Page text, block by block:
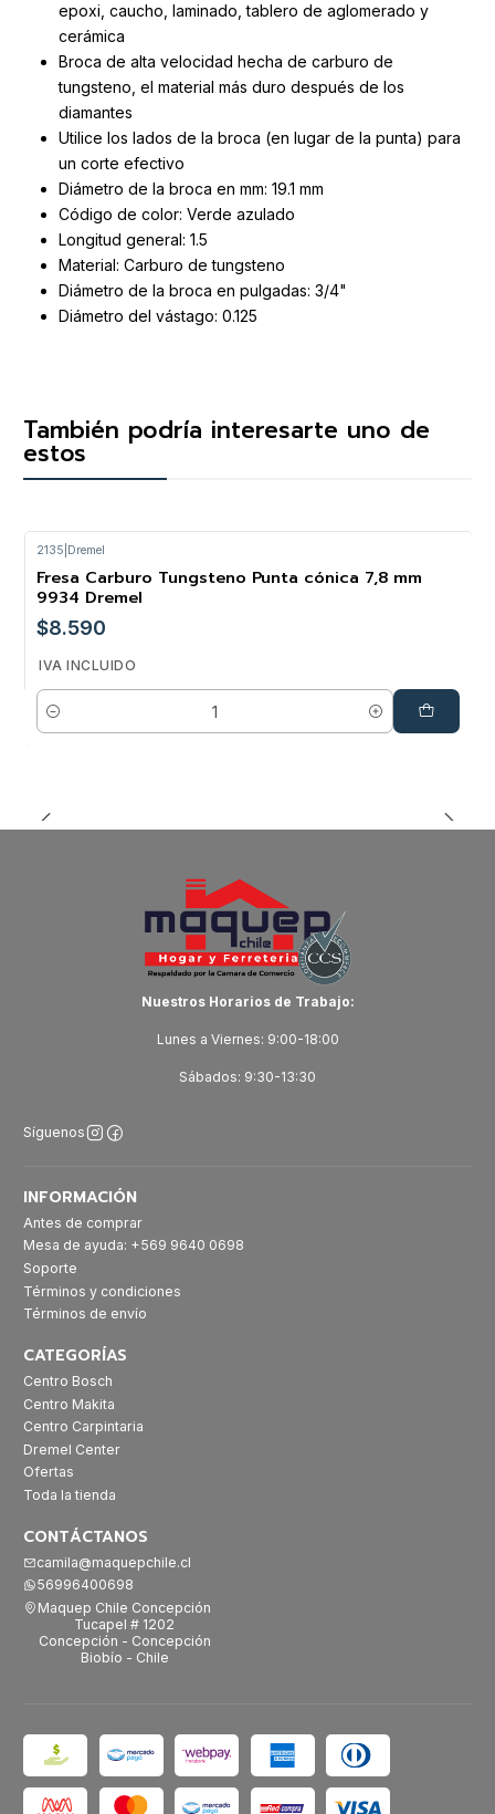
epoxi, caucho, laminado, tablero de aglomerado y
cerámica
Broca de alta velocidad hecha de carburo de
tungsteno, el material más duro después de los
diamantes
Utilice los lados de la broca (en lugar de la punta) para
un corte efectivo
Diámetro de la broca en mm: 19.1 mm
Código de color: Verde azulado
Longitud general: 1.5
Material: Carburo de tungsteno
Diámetro de la broca en pulgadas: 3/4"
Diámetro del vástago: 0.125
También podría interesarte uno de
estos
2135 Dremel
Fresa Carburo Tungsteno Punta cónica 7,8 mm
9934 Dremel
$8.590
IVA INCLUIDO
Cantidad
Nuestros Horarios de Trabajo:
Lunes a Viernes: 9:00-18:00
Sábados: 9:30-13:30
Síguenos
INFORMACIÓN
Antes de comprar
Mesa de ayuda: +569 9640 0698
Soporte
Términos y condiciones
Términos de envío
CATEGORÍAS
Centro Bosch
Centro Makita
Centro Carpintaria
Dremel Center
Ofertas
Toda la tienda
CONTÁCTANOS
camila@maquepchile.cl
56996400698
Maquep Chile Concepción
Tucapel # 1202
Concepción - Concepción
Biobío - Chile